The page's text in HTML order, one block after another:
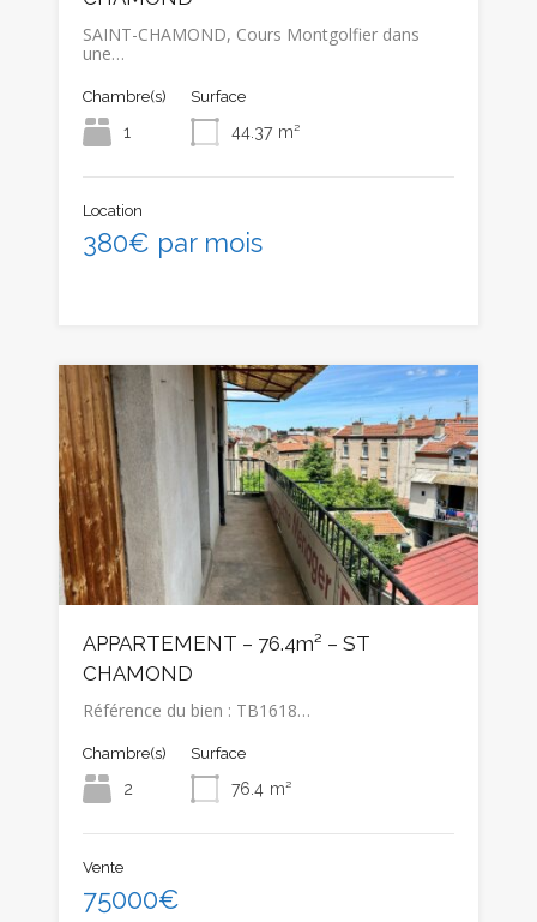
SAINT-CHAMOND, Cours Montgolfier dans
une…
Chambre(s)
1
Surface
44.37 m²
Location
380€ par mois
APPARTEMENT – 76.4m² – ST
CHAMOND
Référence du bien : TB1618…
Chambre(s)
2
Surface
76.4 m²
Vente
75000€